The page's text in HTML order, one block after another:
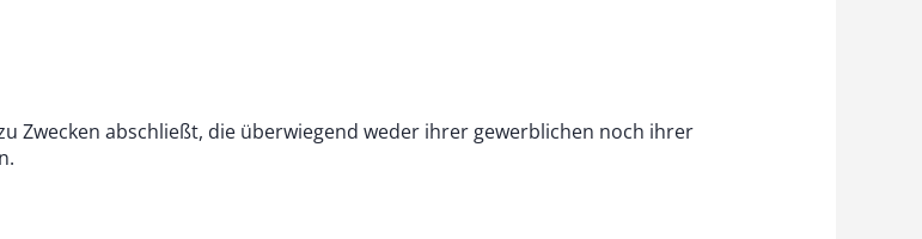
Zwecken abschließt, die überwiegend weder ihrer gewerblichen noch ihrer